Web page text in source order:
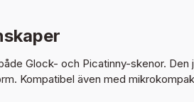
Glock- och Picatinny-skenor. Den
Kompatibel även med